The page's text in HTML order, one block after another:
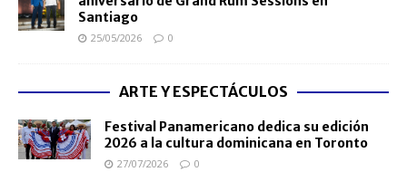
Santiago
25/05/2026 0
ARTE Y ESPECTÁCULOS
Festival Panamericano dedica su edición
2026 a la cultura dominicana en Toronto
27/07/2026 0